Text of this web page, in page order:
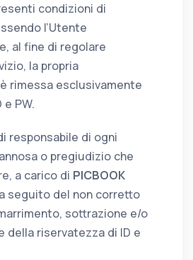
condizioni di
l’Utente
al fine di regolare
la propria
rimessa esclusivamente
PW.
responsabile di ogni
o pregiudizio che
a carico di PICBOOK
seguito del non corretto
sottrazione e/o
della riservatezza di ID e